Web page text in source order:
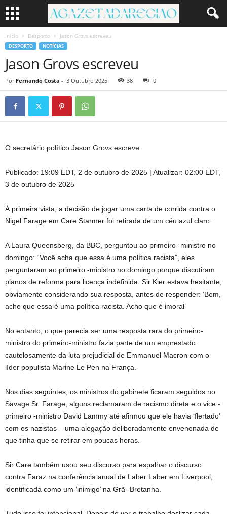
Início Desporto Jason Grovs escreveu
DESPORTO NOTÍCIAS
Jason Grovs escreveu
Por Fernando Costa - 3 Outubro 2025 38 0
O secretário político Jason Grovs escreve
Publicado: 19:09 EDT, 2 de outubro de 2025 | Atualizar: 02:00 EDT,
3 de outubro de 2025
À primeira vista, a decisão de jogar uma carta de corrida contra o
Nigel Farage em Care Starmer foi retirada de um céu azul claro.
A Laura Queensberg, da BBC, perguntou ao primeiro -ministro no
domingo: “Você acha que essa é uma política racista”, eles
perguntaram ao primeiro -ministro no domingo porque discutiram
planos de reforma para licença indefinida. Sir Kier estava hesitante,
obviamente considerando sua resposta, antes de responder: ‘Bem,
acho que essa é uma política racista. Acho que é imoral’
No entanto, o que parecia ser uma resposta rara do primeiro-
ministro do primeiro-ministro fazia parte de um emprestado
cautelosamente da luta prejudicial de Emmanuel Macron com o
líder populista Marine Le Pen na França.
Nos dias seguintes, os ministros do gabinete ficaram seguidos no
Savage Sr. Farage, alguns reclamaram de racismo direta e o vice -
primeiro -ministro David Lammy até afirmou que ele havia ‘flertado’
com os nazistas – uma alegação deliberadamente envenenada de
que tinha que se retirar em poucas horas.
Sir Care também usou seu discurso para espalhar o discurso
contra Faraz na conferência anual de Laber Laber em Liverpool,
identificada como um ‘inimigo’ na Grã -Bretanha.